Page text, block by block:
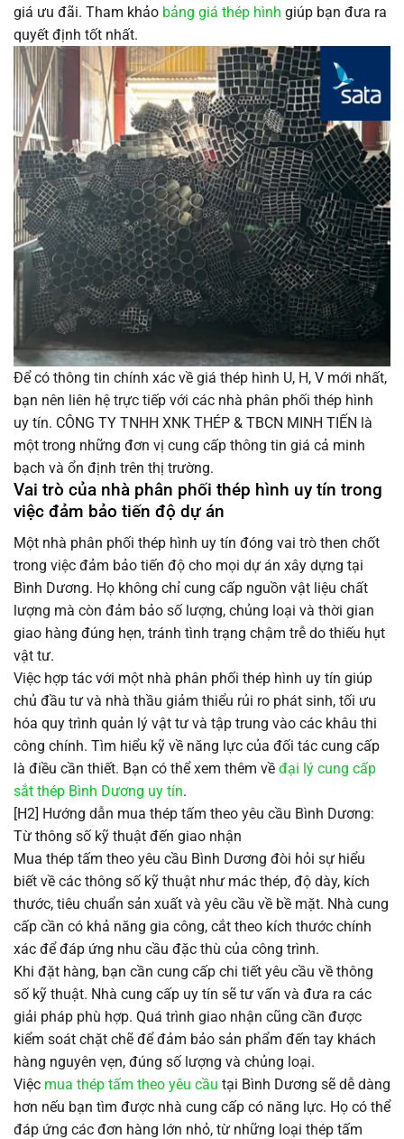
giá ưu đãi. Tham khảo bảng giá thép hình giúp bạn đưa ra
quyết định tốt nhất.
Để có thông tin chính xác về giá thép hình U, H, V mới nhất,
bạn nên liên hệ trực tiếp với các nhà phân phối thép hình
uy tín. CÔNG TY TNHH XNK THÉP & TBCN MINH TIẾN là
một trong những đơn vị cung cấp thông tin giá cả minh
bạch và ổn định trên thị trường.
Vai trò của nhà phân phối thép hình uy tín trong
việc đảm bảo tiến độ dự án
Một nhà phân phối thép hình uy tín đóng vai trò then chốt
trong việc đảm bảo tiến độ cho mọi dự án xây dựng tại
Bình Dương. Họ không chỉ cung cấp nguồn vật liệu chất
lượng mà còn đảm bảo số lượng, chủng loại và thời gian
giao hàng đúng hẹn, tránh tình trạng chậm trễ do thiếu hụt
vật tư.
Việc hợp tác với một nhà phân phối thép hình uy tín giúp
chủ đầu tư và nhà thầu giảm thiểu rủi ro phát sinh, tối ưu
hóa quy trình quản lý vật tư và tập trung vào các khâu thi
công chính. Tìm hiểu kỹ về năng lực của đối tác cung cấp
là điều cần thiết. Bạn có thể xem thêm về đại lý cung cấp
sắt thép Bình Dương uy tín.
[H2] Hướng dẫn mua thép tấm theo yêu cầu Bình Dương:
Từ thông số kỹ thuật đến giao nhận
Mua thép tấm theo yêu cầu Bình Dương đòi hỏi sự hiểu
biết về các thông số kỹ thuật như mác thép, độ dày, kích
thước, tiêu chuẩn sản xuất và yêu cầu về bề mặt. Nhà cung
cấp cần có khả năng gia công, cắt theo kích thước chính
xác để đáp ứng nhu cầu đặc thù của công trình.
Khi đặt hàng, bạn cần cung cấp chi tiết yêu cầu về thông
số kỹ thuật. Nhà cung cấp uy tín sẽ tư vấn và đưa ra các
giải pháp phù hợp. Quá trình giao nhận cũng cần được
kiểm soát chặt chẽ để đảm bảo sản phẩm đến tay khách
hàng nguyên vẹn, đúng số lượng và chủng loại.
Việc mua thép tấm theo yêu cầu tại Bình Dương sẽ dễ dàng
hơn nếu bạn tìm được nhà cung cấp có năng lực. Họ có thể
đáp ứng các đơn hàng lớn nhỏ, từ những loại thép tấm